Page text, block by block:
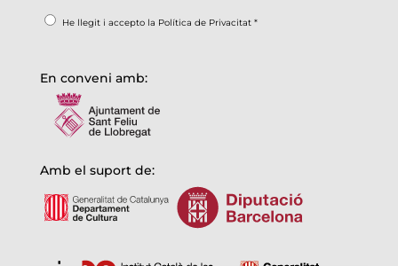
He llegit i accepto la Política de Privacitat*
En conveni amb:
Amb el suport de: